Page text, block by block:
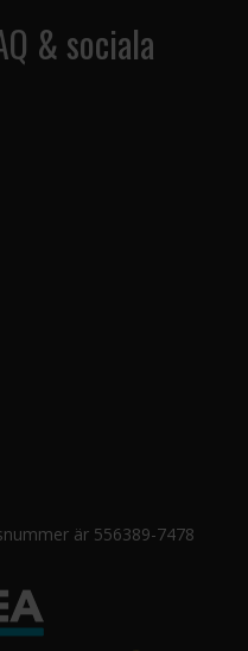
& sociala
är 556389-7478